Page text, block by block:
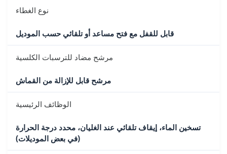
نوع الغطاء
قابل للقفل مع فتح مساعد أو تلقائي حسب الموديل
مرشح مضاد للترسبات الكلسية
مرشح قابل للإزالة من القماش
الوظائف الرئيسية
تسخين الماء، إيقاف تلقائي عند الغليان، محدد درجة الحرارة
(في بعض الموديلات)